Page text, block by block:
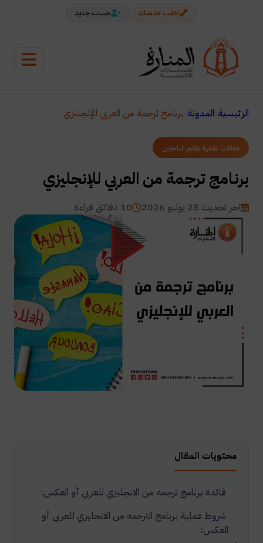
اطلب خدمتك حساب جديد
الرئيسية المدونة برنامج ترجمة من العربي للإنجليزي
مقالات علمية بقلم الباحثين
برنامج ترجمة من العربي للإنجليزي
اخر تحديث 25 يوليو 2026 10 دقائق قراءة
محتويات المقال
فائدة برنامج ترجمه من الانجليزي للعربي أو العكس:
شروط عملية برنامج الترجمه من الانجليزي للعربي أو
العكس: